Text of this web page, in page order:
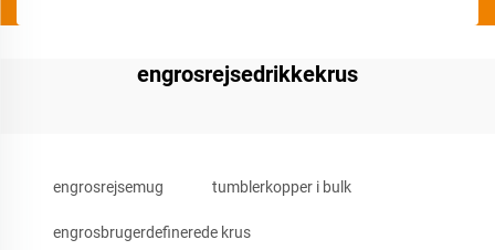
engrosrejsedrikkekrus
engrosrejsemug tumblerkopper i bulk
engrosbrugerdefinerede krus